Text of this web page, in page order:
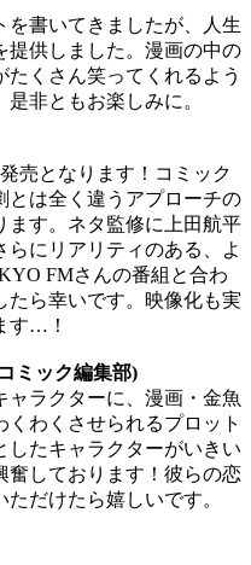
を書いてきましたが、人生
提供しました。漫画の中の
くさん笑ってくれるよう
非ともお楽しみに。
売となります！コミック
とは全く違うアプローチの
ます。ネタ監修に上田航平
らにリアリティのある、よ
FMさんの番組と合わ
たら幸いです。映像化も実
す…！
ック編集部)
ャラクターに、漫画・金魚
わくさせられるプロット
したキャラクターがいきい
奮しております！彼らの恋
だけたら嬉しいです。